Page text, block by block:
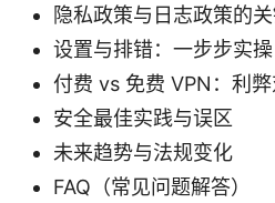
隐私政策与日志政策的
设置与排错：一步步实操
付费 vs 免费 VPN：利
安全最佳实践与误区
未来趋势与法规变化
FAQ（常见问题解答）